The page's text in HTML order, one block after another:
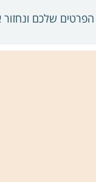
שלכם ונחזור